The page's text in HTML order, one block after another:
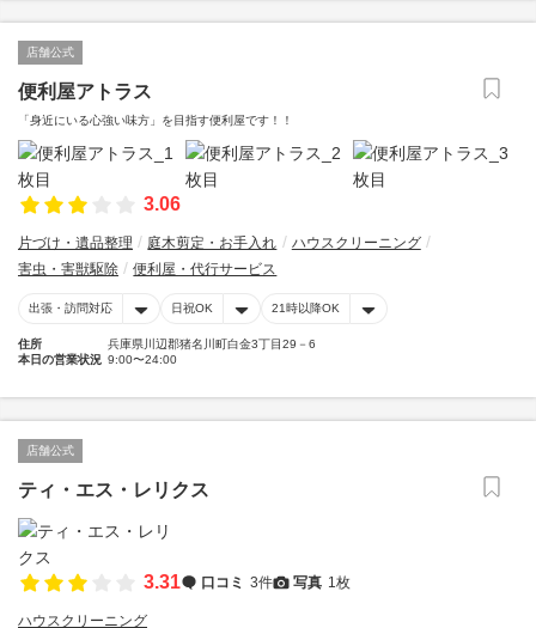
店舗公式
便利屋アトラス
「身近にいる心強い味方」を目指す便利屋です！！
3.06
片づけ・遺品整理 庭木剪定・お手入れ
ハウスクリーニング
害虫・害獣駆除
便利屋・代行サービス
出張・訪問対応 日祝OK 21時以降OK
住所
兵庫県川辺郡猪名川町白金3丁目29－6
本日の営業状況 9:00〜24:00
店舗公式
ティ・エス・レリクス
3.31 口コミ 3件 写真 1枚
ハウスクリーニング